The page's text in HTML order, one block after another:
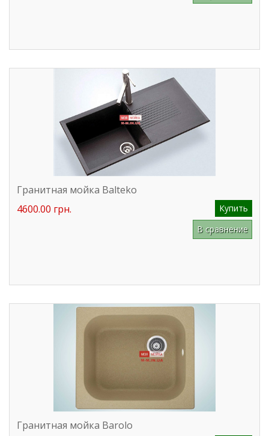
Гранитная мойка Balteko
4600.00 грн.
Купить
В сравнение
Гранитная мойка Barolo